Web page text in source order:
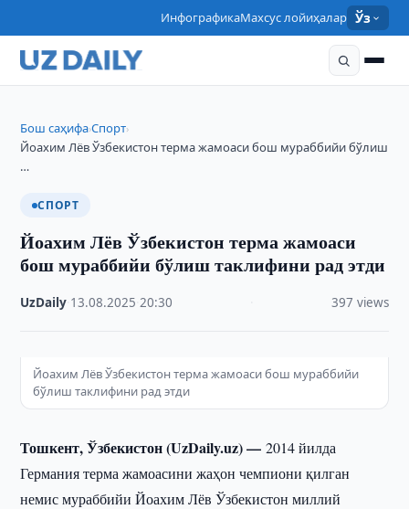
ИнфографикаМахсус лойиҳалар Ўз
Бош саҳифа›Спорт›
Йоахим Лёв Ўзбекистон терма жамоаси бош мураббийи бўлиш
…
СПОРТ
Йоахим Лёв Ўзбекистон терма жамоаси
бош мураббийи бўлиш таклифини рад этди
UzDaily 13.08.2025 ·20:30 397 views
Йоахим Лёв Ўзбекистон терма жамоаси бош мураббийи
бўлиш таклифини рад этди
Тошкент, Ўзбекистон (UzDaily.uz) —2014 йилда
Германия терма жамоасини жаҳон чемпиони қилган
немис мураббийи Йоахим Лёв Ўзбекистон миллий